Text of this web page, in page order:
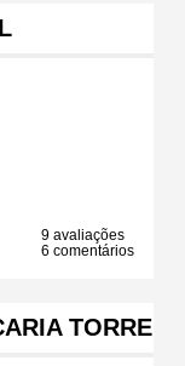
9 avaliações
6 comentários
TORRE